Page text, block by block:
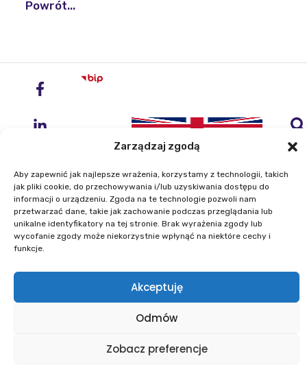
Zarządzaj zgodą
Aby zapewnić jak najlepsze wrażenia, korzystamy z technologii, takich
jak pliki cookie, do przechowywania i/lub uzyskiwania dostępu do
informacji o urządzeniu. Zgoda na te technologie pozwoli nam
przetwarzać dane, takie jak zachowanie podczas przeglądania lub
unikalne identyfikatory na tej stronie. Brak wyrażenia zgody lub
wycofanie zgody może niekorzystnie wpłynąć na niektóre cechy i
funkcje.
Akceptuję
Odmów
Zobacz preferencje
Powrót...
Instytut Geodezji i Kartografii
ul. Zygmunta Modzelewskiego 27
Telefon: +48 22 329 19 00
E-mail: igik@igik.edu.pl
Plan równości płci
Polityka plików cookies